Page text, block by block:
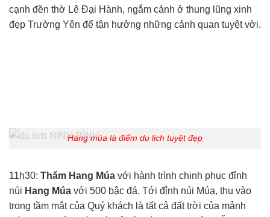
cạnh đền thờ Lê Đại Hành, ngắm cảnh ở thung lũng xinh
đẹp Trường Yên để tận hưởng những cảnh quan tuyệt vời.
Hang múa là điểm du lịch tuyệt đẹp
11h30: Thăm Hang Múa với hành trình chinh phục đỉnh
núi Hang Múa với 500 bậc đá. Tới đỉnh núi Múa, thu vào
trong tầm mắt của Quý khách là tất cả đất trời của mảnh